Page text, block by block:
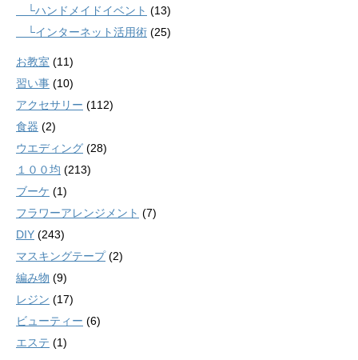
└ハンドメイドイベント (13)
└インターネット活用術 (25)
お教室 (11)
習い事 (10)
アクセサリー (112)
食器 (2)
ウエディング (28)
１００均 (213)
ブーケ (1)
フラワーアレンジメント (7)
DIY (243)
マスキングテープ(2)
編み物 (9)
レジン (17)
ビューティー (6)
エステ (1)